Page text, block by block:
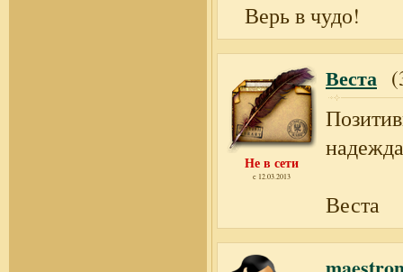
Верь в чудо!
Не в сети
с 12.03.2013
Веста
Веста